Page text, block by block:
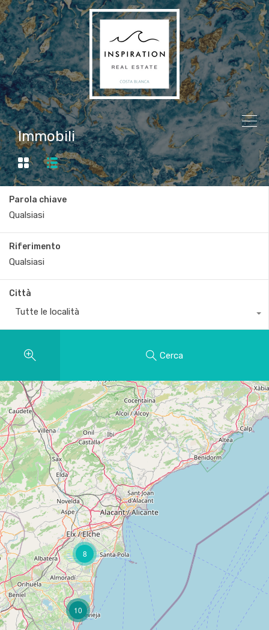
Immobili
Parola chiave
Riferimento
Città
Tutte le località
Cerca
10
8